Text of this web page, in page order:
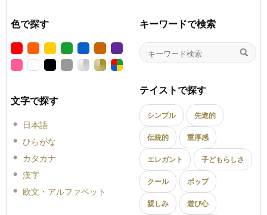
色で探す
文字で探す
日本語
ひらがな
カタカナ
漢字
欧文・アルファベット
キーワードで検索
テイストで探す
シンプル 先進的
伝統的 重厚感
エレガント 子どもらしさ
クール ポップ
親しみ 遊び心